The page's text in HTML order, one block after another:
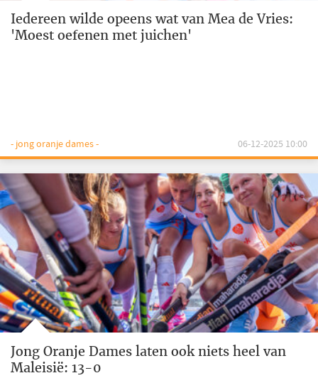
Iedereen wilde opeens wat van Mea de Vries:
'Moest oefenen met juichen'
- jong oranje dames - 06-12-2025 10:00
Jong Oranje Dames laten ook niets heel van
Maleisië: 13-0